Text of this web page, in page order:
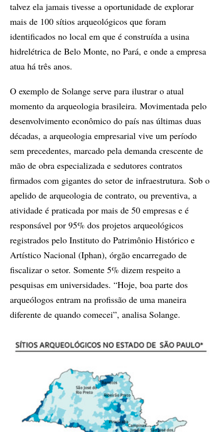
talvez ela jamais tivesse a oportunidade de explorar
mais de 100 sítios arqueológicos que foram
identificados no local em que é construída a usina
hidrelétrica de Belo Monte, no Pará, e onde a empresa
atua há três anos.
O exemplo de Solange serve para ilustrar o atual
momento da arqueologia brasileira. Movimentada pelo
desenvolvimento econômico do país nas últimas duas
décadas, a arqueologia empresarial vive um período
sem precedentes, marcado pela demanda crescente de
mão de obra especializada e sedutores contratos
firmados com gigantes do setor de infraestrutura. Sob o
apelido de arqueologia de contrato, ou preventiva, a
atividade é praticada por mais de 50 empresas e é
responsável por 95% dos projetos arqueológicos
registrados pelo Instituto do Patrimônio Histórico e
Artístico Nacional (Iphan), órgão encarregado de
fiscalizar o setor. Somente 5% dizem respeito a
pesquisas em universidades. “Hoje, boa parte dos
arqueólogos entram na profissão de uma maneira
diferente de quando comecei”, analisa Solange.